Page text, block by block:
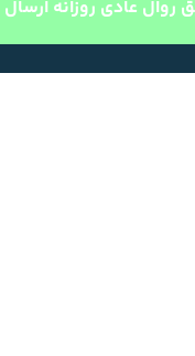
عادی روزانه ارسال